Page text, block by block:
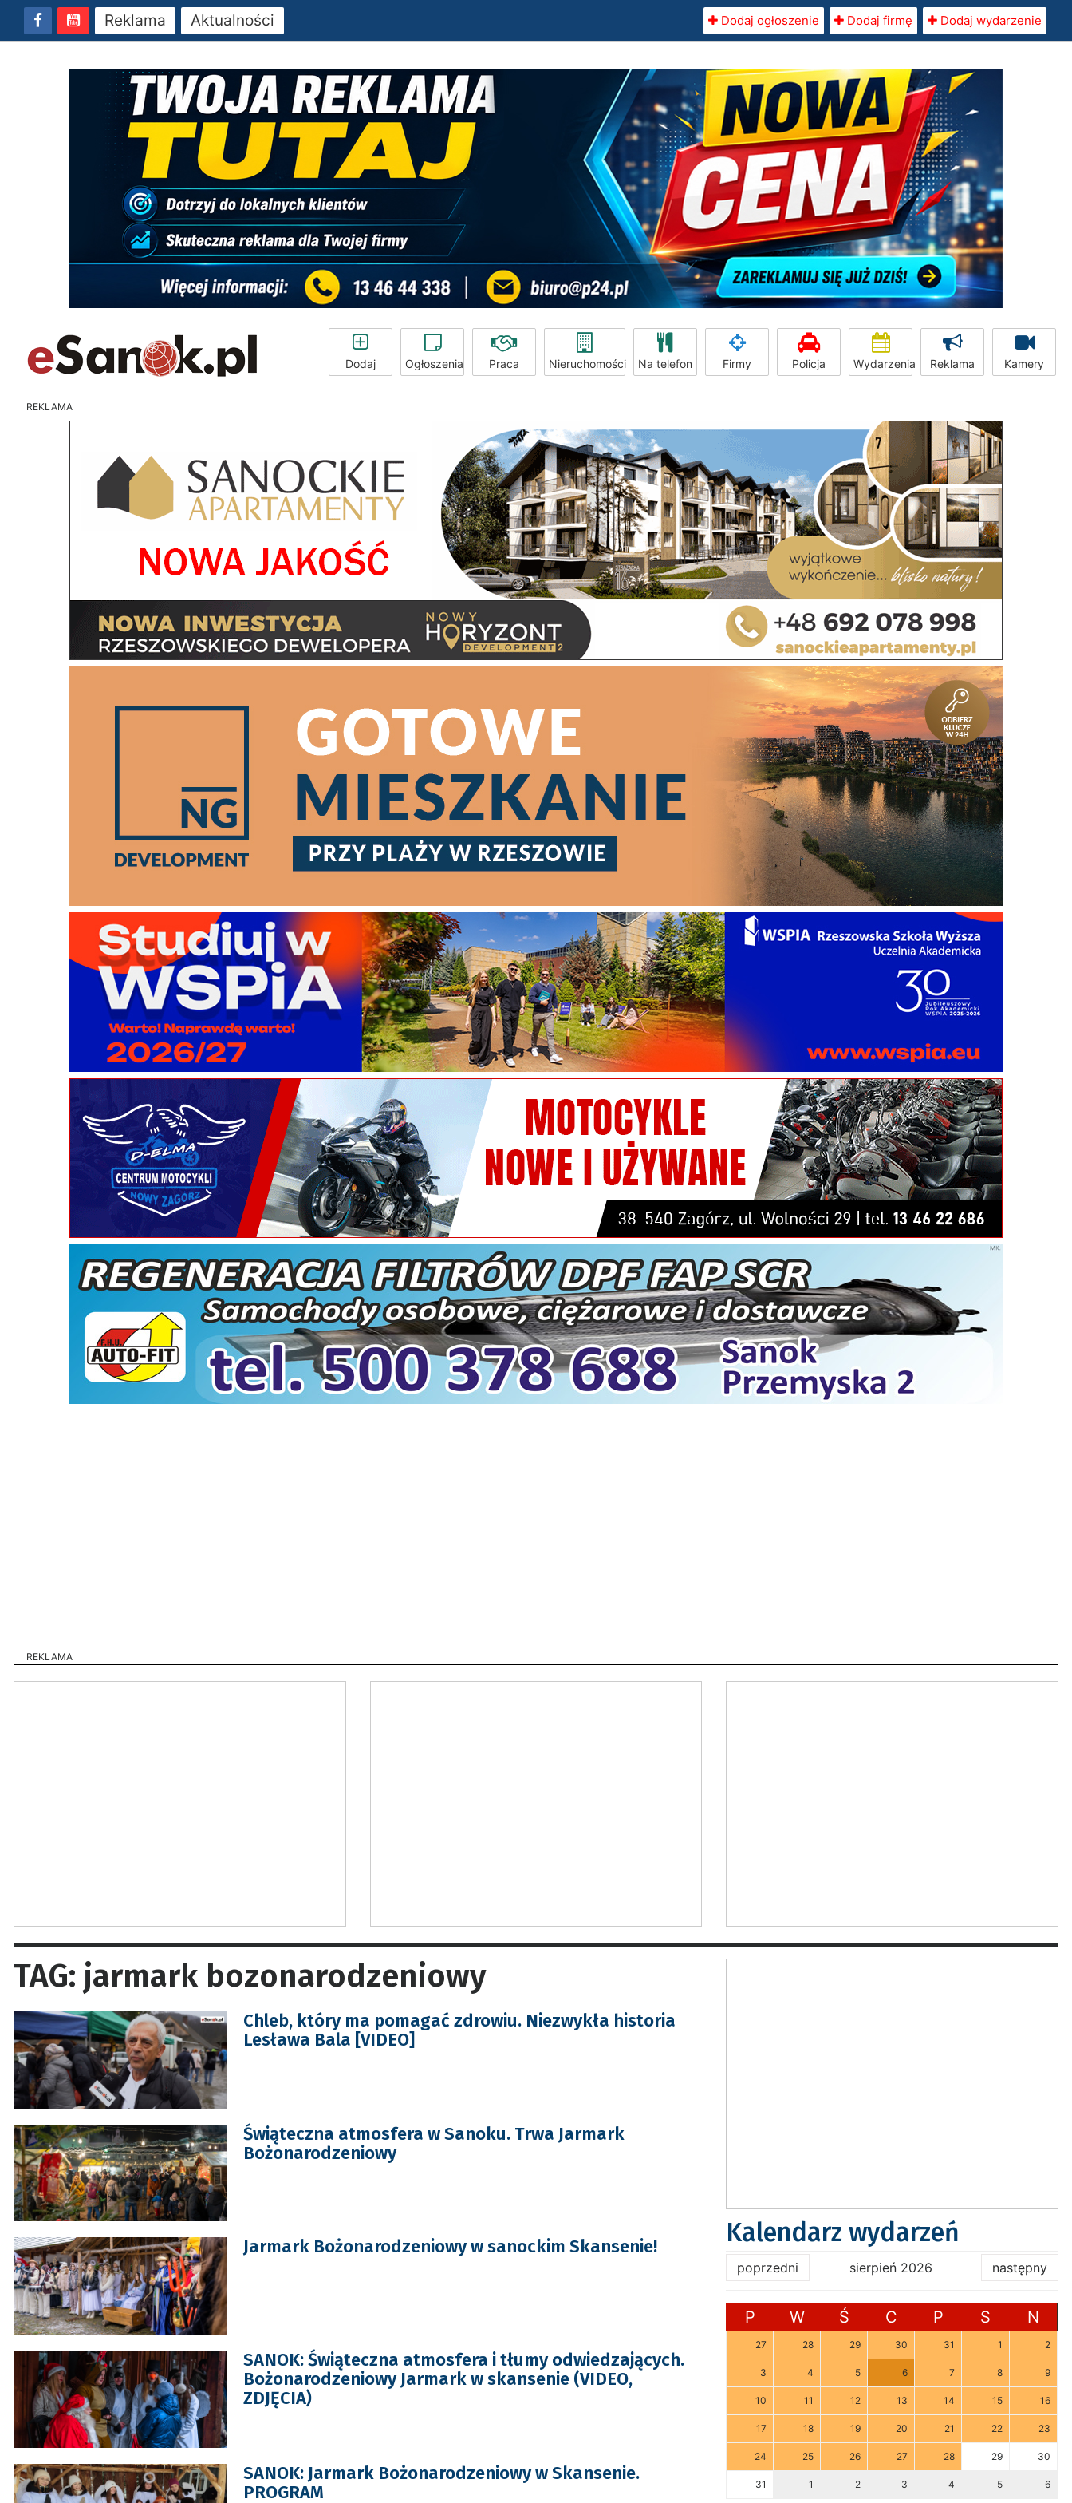
Reklama Aktualności Dodaj ogłoszenie Dodaj firmę Dodaj wydarzenie
Dodaj Ogłoszenia Praca Nieruchomości Na telefon Firmy Policja Wydarzenia Reklama Kamery
REKLAMA
REKLAMA
TAG: jarmark bozonarodzeniowy
Chleb, który ma pomagać zdrowiu. Niezwykła historia
Lesława Bala [VIDEO]
Świąteczna atmosfera w Sanoku. Trwa Jarmark
Bożonarodzeniowy
Jarmark Bożonarodzeniowy w sanockim Skansenie!
SANOK: Świąteczna atmosfera i tłumy odwiedzających.
Bożonarodzeniowy Jarmark w skansenie (VIDEO,
ZDJĘCIA)
SANOK: Jarmark Bożonarodzeniowy w Skansenie.
PROGRAM
Kalendarz wydarzeń
poprzedni sierpień 2026 następny
P W Ś C P S N
27 28 29 30 31 1 2
3 4 5 6 7 8 9
10 11 12 13 14 15 16
17 18 19 20 21 22 23
24 25 26 27 28 29 30
31 1 2 3 4 5 6